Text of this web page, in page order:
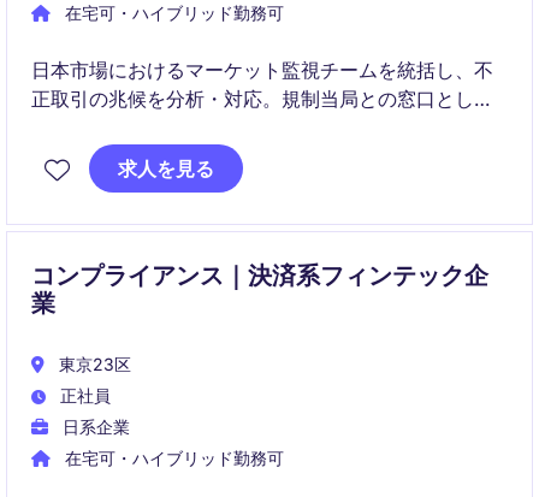
在宅可・ハイブリッド勤務可
日本市場におけるマーケット監視チームを統括し、不
正取引の兆候を分析・対応。規制当局との窓口とし
求人を見る
コンプライアンス｜決済系フィンテック企
業
東京23区
正社員
日系企業
在宅可・ハイブリッド勤務可